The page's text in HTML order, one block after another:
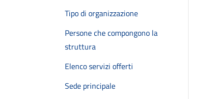
Tipo di organizzazione
Persone che compongono la
struttura
Elenco servizi offerti
Sede principale